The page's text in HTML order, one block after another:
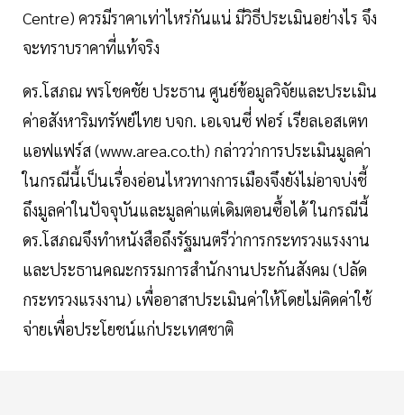
Centre) ควรมีราคาเท่าไหร่กันแน่ มีวิธีประเมินอย่างไร จึง
จะทราบราคาที่แท้จริง
ดร.โสภณ พรโชคชัย ประธาน ศูนย์ข้อมูลวิจัยและประเมิน
ค่าอสังหาริมทรัพย์ไทย บจก. เอเจนซี่ ฟอร์ เรียลเอสเตท
แอฟแฟร์ส (www.area.co.th) กล่าวว่าการประเมินมูลค่า
ในกรณีนี้เป็นเรื่องอ่อนไหวทางการเมืองจึงยังไม่อาจบ่งชี้
ถึงมูลค่าในปัจจุบันและมูลค่าแต่เดิมตอนซื้อได้ ในกรณีนี้
ดร.โสภณจึงทำหนังสือถึงรัฐมนตรีว่าการกระทรวงแรงงาน
และประธานคณะกรรมการสำนักงานประกันสังคม (ปลัด
กระทรวงแรงงาน) เพื่ออาสาประเมินค่าให้โดยไม่คิดค่าใช้
จ่ายเพื่อประโยชน์แก่ประเทศชาติ